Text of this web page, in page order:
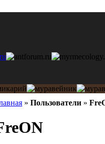
» Пользователи »